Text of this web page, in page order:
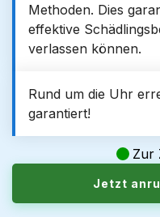
Methoden. Dies
effektive
verlassen können.
Rund um die Uhr
garantiert!
Zur
Jetzt